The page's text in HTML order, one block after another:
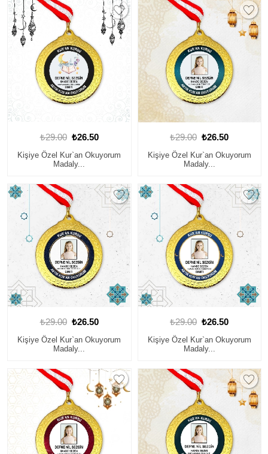
₺29.00 ₺26.50
Kişiye Özel Kur`an Okuyorum
Madaly...
₺29.00 ₺26.50
Kişiye Özel Kur`an Okuyorum
Madaly...
₺29.00 ₺26.50
Kişiye Özel Kur`an Okuyorum
Madaly...
₺29.00 ₺26.50
Kişiye Özel Kur`an Okuyorum
Madaly...